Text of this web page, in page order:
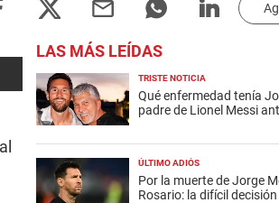
LAS MÁS LEÍDAS
TRISTE NOTICIA
Qué enfermedad tenía
padre de Lionel Messi
ÚLTIMO ADIÓS
Por la muerte de Jorge
Rosario: la difícil